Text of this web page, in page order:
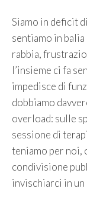
Siamo in deficit
sentiamo in
rabbia,
l’insieme ci fa
impedisce di
dobbiamo
overload: sulle
sessione di
teniamo per noi,
condivisione
invischiarci in